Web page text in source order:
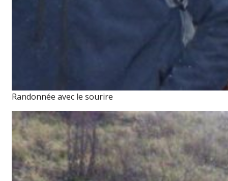
Randonnée avec le sourire